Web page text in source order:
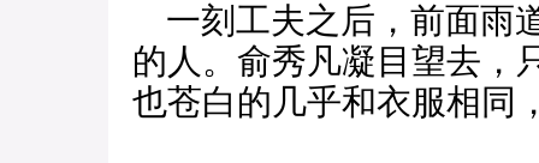
一刻工夫之后，前面雨
的人。俞秀凡凝目望去，
也苍白的几乎和衣服相同